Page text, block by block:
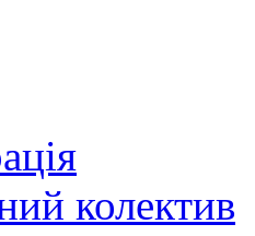
колектив